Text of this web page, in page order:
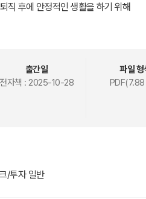
직 후에 안정적인 생활을 하기 위해
나 필요한가?
얼마이며, 현재 시점 가치로는 얼마
얼마이며, 현재 시점 가치로는 얼마
출간일
전자책 : 2025-10-28
파일 형
/투자 일반